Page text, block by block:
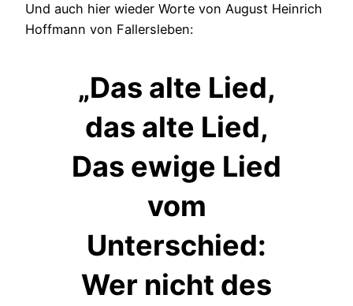
Und auch hier wieder Worte von August Heinrich
Hoffmann von Fallersleben:
„Das alte Lied,
das alte Lied,
Das ewige Lied
vom
Unterschied:
Wer nicht des